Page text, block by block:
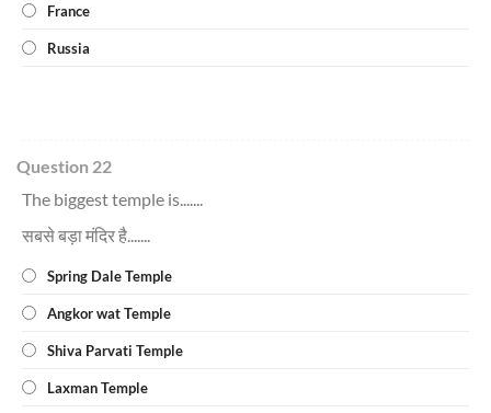
France
Russia
Question 22
The biggest temple is.......
सबसे बड़ा मंदिर है.......
Spring Dale Temple
Angkor wat Temple
Shiva Parvati Temple
Laxman Temple